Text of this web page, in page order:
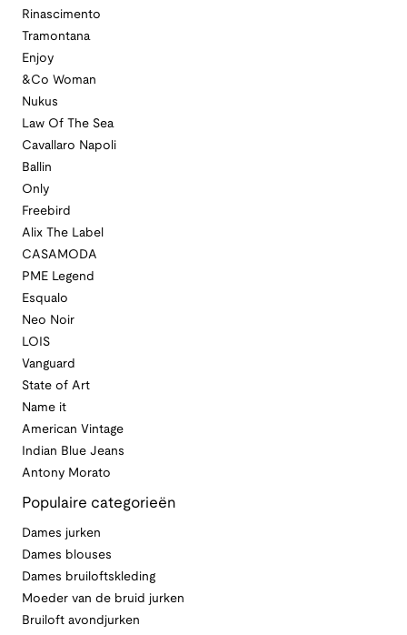
Rinascimento
Tramontana
Enjoy
&Co Woman
Nukus
Law Of The Sea
Cavallaro Napoli
Ballin
Only
Freebird
Alix The Label
CASAMODA
PME Legend
Esqualo
Neo Noir
LOIS
Vanguard
State of Art
Name it
American Vintage
Indian Blue Jeans
Antony Morato
Populaire categorieën
Dames jurken
Dames blouses
Dames bruiloftskleding
Moeder van de bruid jurken
Bruiloft avondjurken